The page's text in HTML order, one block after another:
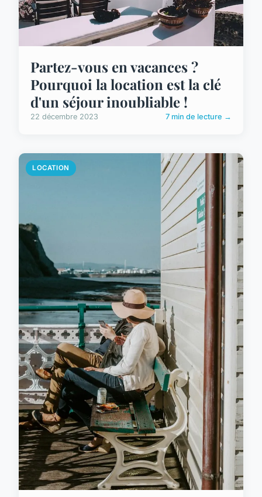
Partez-vous en vacances ?
Pourquoi la location est la clé
d'un séjour inoubliable !
22 décembre 2023 7 min de lecture →
LOCATION